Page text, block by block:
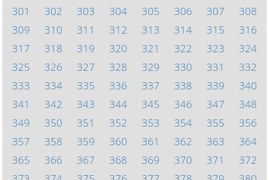
301
302 303 304 305 306 307
308
309
310 311 312 313 314 315
316
317
318 319 320 321 322 323
324
325
326 327 328 329 330 331
332
333
334 335 336 337 338 339
340
341
342 343 344 345 346 347
348
349
350 351 352 353 354 355
356
357
358 359 360 361 362 363
364
365
366 367 368 369 370 371
372